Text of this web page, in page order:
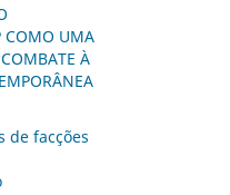
COMO UMA
À
de facções